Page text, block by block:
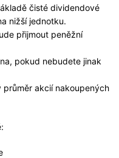
čisté dividendové
nižší jednotku.
přijmout peněžní
pokud nebudete jinak
akcií nakoupených